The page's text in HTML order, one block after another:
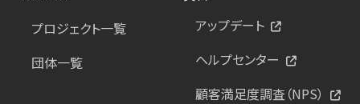
プロジェクト一覧
団体一覧
アップデート
ヘルプセンター
顧客満足度調査（NPS）